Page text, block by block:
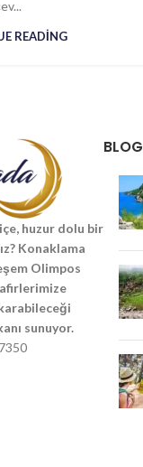
READING
huzur dolu bir
Konaklama
Olimpos
sunuyor.
BLOG